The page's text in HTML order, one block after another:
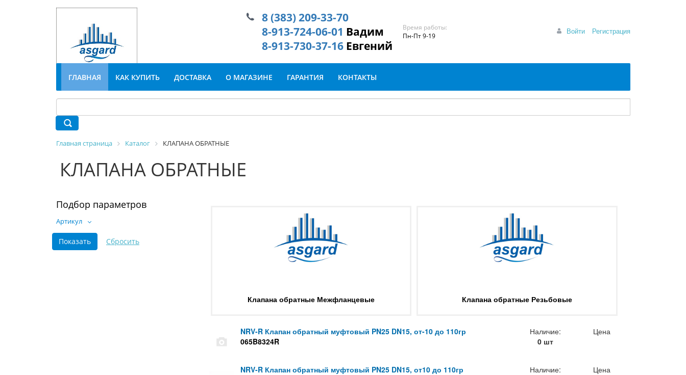
Войти Регистрация
8 (383) 209-33-70
8-913-724-06-01 Вадим
8-913-730-37-16 Евгений
Время работы:
Пн-Пт 9-19
ГЛАВНАЯ КАК КУПИТЬ ДОСТАВКА О МАГАЗИНЕ ГАРАНТИЯ КОНТАКТЫ
Главная страница Каталог КЛАПАНА ОБРАТНЫЕ
КЛАПАНА ОБРАТНЫЕ
Подбор параметров
Артикул
Клапана обратные Межфланцевые Клапана обратные Резьбовые
NRV-R Клапан обратный муфтовый PN25 DN15, от-10 до 110гр
065B8324R
Наличие:
0 шт
Цена
NRV-R Клапан обратный муфтовый PN25 DN15, от10 до 110гр
Наличие:
Цена